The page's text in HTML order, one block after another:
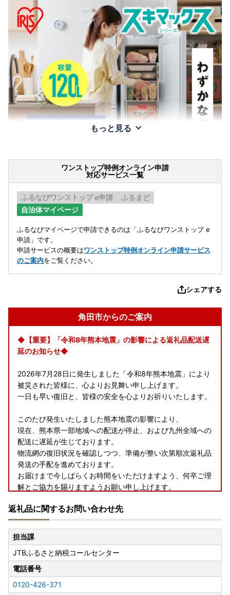
もっと見る
ワンストップ特例オンライン申請
対応サービス一覧
ふるなびワンストップ e申請
ふるまど
自治体マイページ
ふるなびマイページで申請できるのは「ふるなびワンストップ e
申請」です。
申請サービスの概要はワンストップ特例オンライン申請サービス
のご案内をご覧ください。
シェアする
角田市からのご案内
◆【重要】「令和8年熊本地震」の影響による返礼品配送遅
延のお知らせ◆
2026年7月28日に発生しました「令和8年熊本地震」により
被災された皆様に、心よりお見舞い申し上げます。
一日も早い復旧と、皆様の安全を心よりお祈りいたします。
このたび発生いたしました熊本地震の影響により、
現在、熊本県一部地域への配送が停止、および九州全域への
配送に遅延が生じております。
物流網の復旧状況を確認しつつ、準備が整い次第順次返礼品
発送の手配を進めております。
お届けまで今しばらくお時間をいただけますよう、何卒ご理
解とご協力を賜りますようお願い申し上げます。
◆お礼の品配送について◆
早期納品や納期日指定、数か月先の納品希望等のご要望はお
受けできません。
お届けまでに２～４か月かかる場合がございます。
※配送に関するお問い合わせ（ご不在日や長期不在のご予定
がある場合）は、ご寄附後に下記問い合わせフォームまたは
返礼品に関するお問い合わせ先
担当課
JTBふるさと納税コールセンター
電話番号
0120-426-371